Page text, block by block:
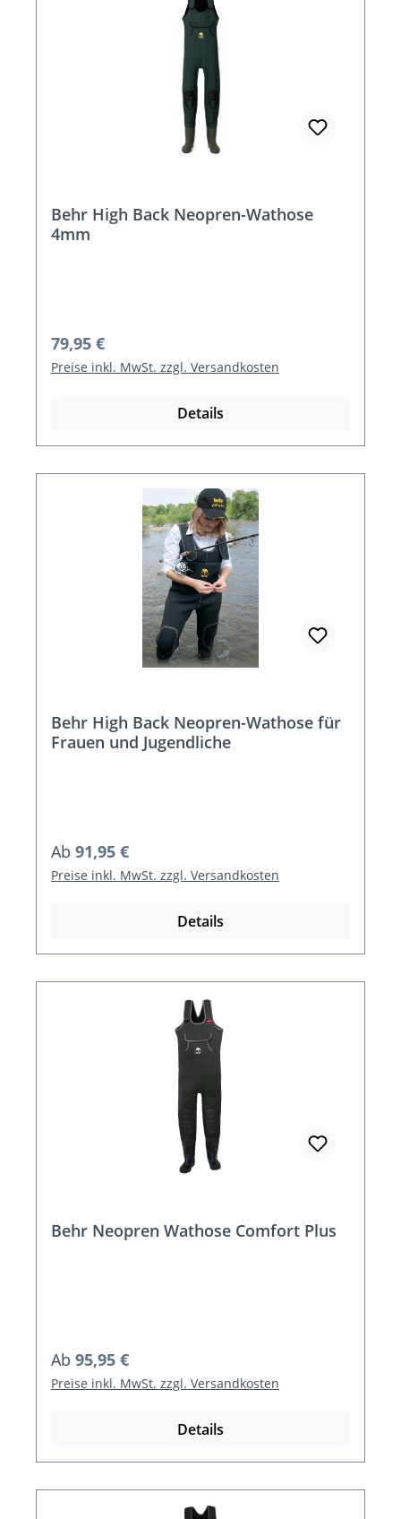
Behr High Back Neopren-Wathose
4mm
Regulärer Preis:
79,95 €
Preise inkl. MwSt. zzgl. Versandkosten
Details
Behr High Back Neopren-Wathose für
Frauen und Jugendliche
Regulärer Preis:
Ab 91,95 €
Preise inkl. MwSt. zzgl. Versandkosten
Details
Behr Neopren Wathose Comfort Plus
Regulärer Preis:
Ab 95,95 €
Preise inkl. MwSt. zzgl. Versandkosten
Details